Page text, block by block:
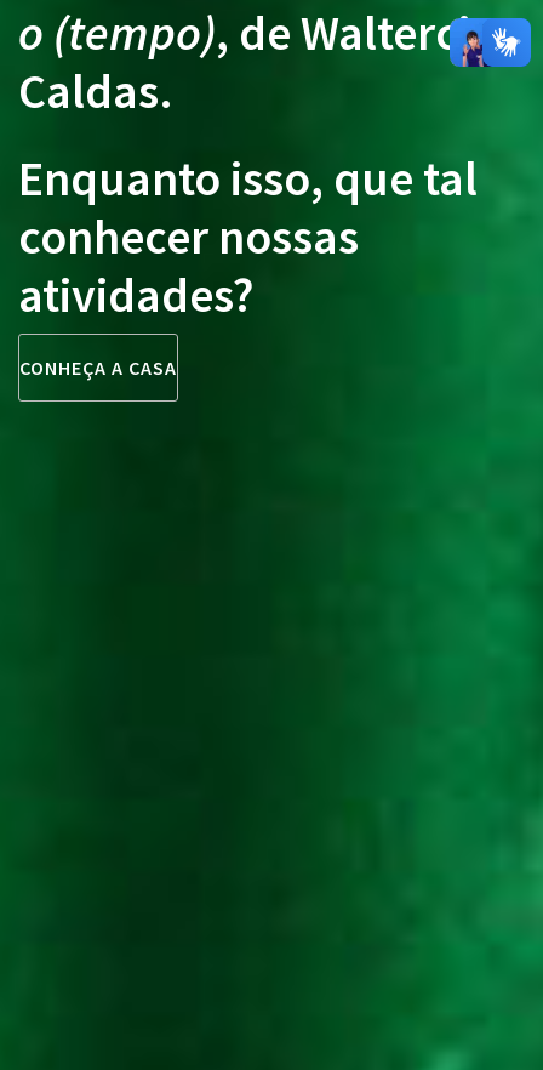
o (tempo), de Waltercio
Caldas.
Enquanto isso, que tal
conhecer nossas
atividades?
CONHEÇA A CASA